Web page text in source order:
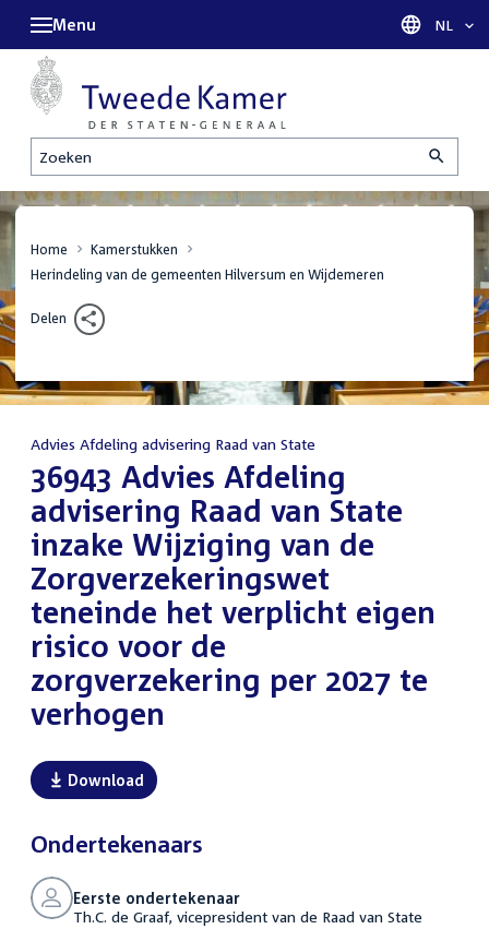
Zoeken
Menu Taal
NL
Home
Kamerstukken
Herindeling van de gemeenten Hilversum en Wijdemeren
Delen
Advies Afdeling advisering Raad van State
:36943 Advies Afdeling
advisering Raad van State
inzake Wijziging van de
Zorgverzekeringswet
teneinde het verplicht eigen
risico voor de
zorgverzekering per 2027 te
verhogen
Download
Ondertekenaars
Eerste ondertekenaar
Th.C. de Graaf, vicepresident van de Raad van State